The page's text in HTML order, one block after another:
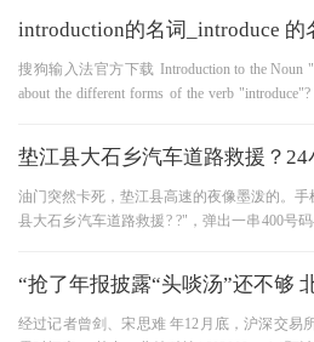
introduction的名词_introduce 的
搜狗输入法官方下载 Introduction to the Noun
about the different forms of the verb
垫江县大石乡汽车道路救援？24
油门突然卡死，垫江县高速的夜像墨泼的。手
县大石乡汽车道路救援? ?"，弹出一串400号
“抢了年报披露“头啖汤”还不够
经过记者曾剑、宋思难 年12月底，沪深交易